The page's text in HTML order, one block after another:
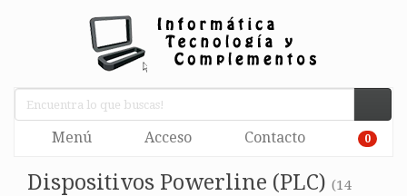
Menú Acceso Contacto 0
Dispositivos Powerline (PLC) (14